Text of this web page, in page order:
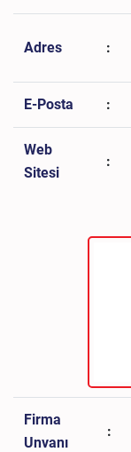
Adres :
E-Posta :
Web
Sitesi
:
Firma
Unvanı
: